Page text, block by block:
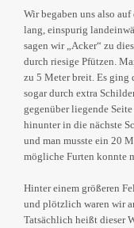
Wir begaben uns also
lang, einspurig
sagen wir „Acker“ zu
durch riesige Pfützen.
zu 5 Meter breit. Es ging
sogar durch extra
gegenüber liegende
hinunter in die nächste
und man musste ein 20
mögliche Furten konnte
Hinter einem größeren
und plötzlich waren wir
Tatsächlich heißt dieser